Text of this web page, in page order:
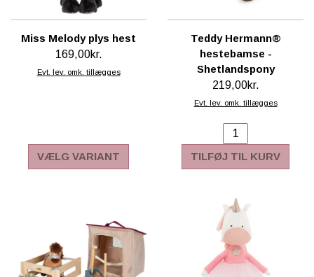
Miss Melody plys hest
169,00kr.
Evt. lev. omk. tillægges
VÆLG VARIANT
Teddy Hermann®
hestebamse -
Shetlandspony
219,00kr.
Evt. lev. omk. tillægges
TILFØJ TIL KURV